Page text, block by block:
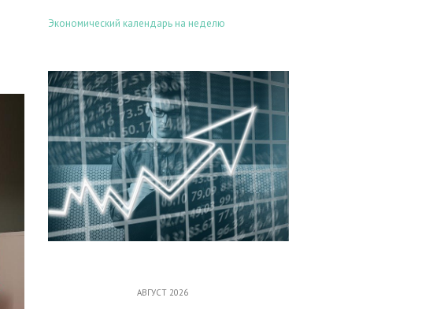
Экономический календарь на неделю
АВГУСТ 2026